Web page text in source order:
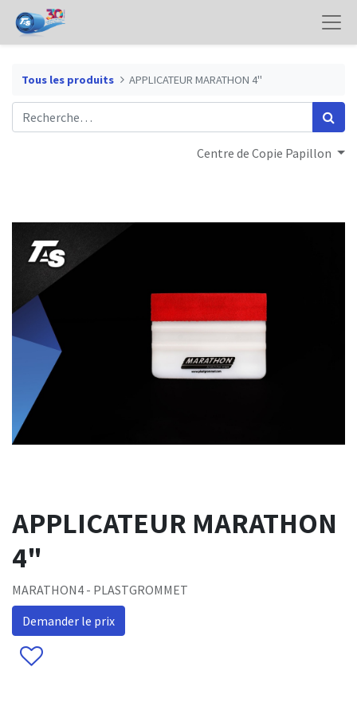
Tous les produits APPLICATEUR MARATHON 4"
Centre de Copie Papillon
APPLICATEUR MARATHON
4"
MARATHON4 - PLASTGROMMET
Demander le prix